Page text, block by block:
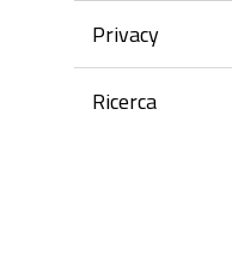
Privacy
Ricerca